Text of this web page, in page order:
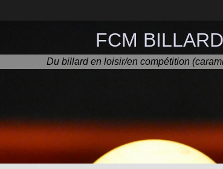
FCM
Du billard en loisir/en compétition